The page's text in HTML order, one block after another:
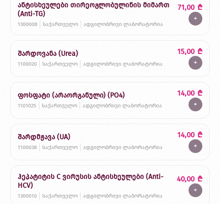
ანტისხეულები თირეოგლობულინის მიმართ
(Anti-TG)
1300008 საქართველო ადგილობრივი ლაბორატორია
71,00 ₾
+
შარდოვანა (Urea)
1100020 საქართველო ადგილობრივი ლაბორატორია
15,00 ₾
+
ფოსფატი (არაორგანული) (PO4)
1101025 საქართველო ადგილობრივი ლაბორატორია
14,00 ₾
+
შარდმჟავა (UA)
1100038 საქართველო ადგილობრივი ლაბორატორია
14,00 ₾
+
ჰეპატიტის C ვირუსის ანტისხეულები (Anti-
HCV)
1300010 საქართველო ადგილობრივი ლაბორატორია
40,00 ₾
+